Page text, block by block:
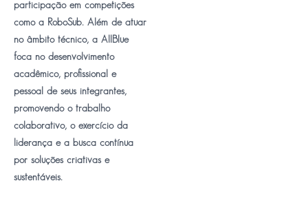
participação em competições
como a RoboSub. Além de atuar
no âmbito técnico, a AllBlue
foca no desenvolvimento
acadêmico, profissional e
pessoal de seus integrantes,
promovendo o trabalho
colaborativo, o exercício da
liderança e a busca contínua
por soluções criativas e
sustentáveis.